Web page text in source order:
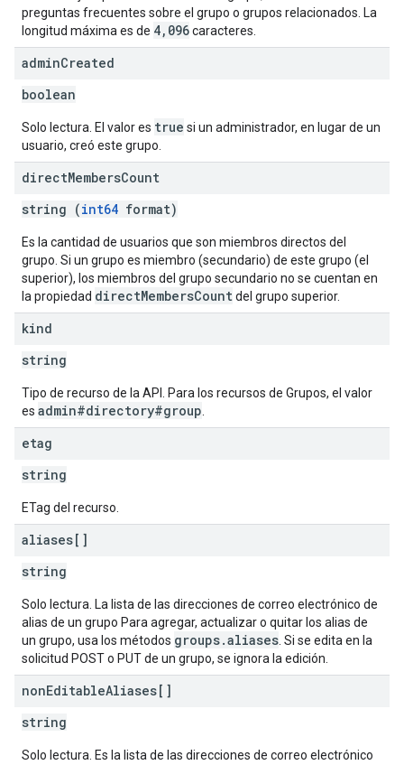
preguntas frecuentes sobre el grupo o grupos relacionados. La
longitud máxima es de 4,096caracteres.
adminCreated
boolean
Solo lectura. El valor es true si un administrador, en lugar de un
usuario, creó este grupo.
directMembersCount
string (int64 format)
Es la cantidad de usuarios que son miembros directos del
grupo. Si un grupo es miembro (secundario) de este grupo (el
superior), los miembros del grupo secundario no se cuentan en
la propiedad directMembersCountdel grupo superior.
kind
string
Tipo de recurso de la API. Para los recursos de Grupos, el valor
es admin#directory#group
etag
string
ETag del recurso.
aliases[]
string
Solo lectura. La lista de las direcciones de correo electrónico de
alias de un grupo Para agregar, actualizar o quitar los alias de
un grupo, usa los métodos groups.aliases . Si se edita en la
solicitud POST o PUT de un grupo, se ignora la edición.
nonEditableAliases[]
string
Solo lectura. Es la lista de las direcciones de correo electrónico